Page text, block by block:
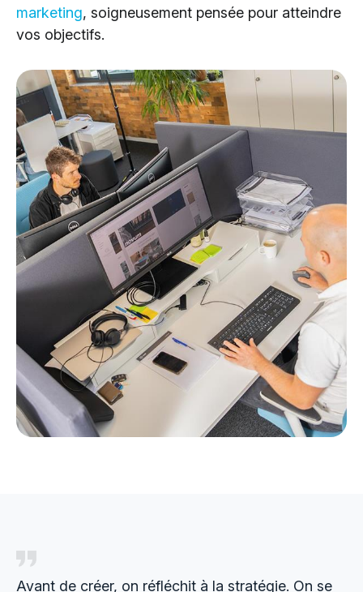
marketing, soigneusement pensée pour atteindre
vos objectifs.
Avant de créer, on réfléchit à la stratégie. On se